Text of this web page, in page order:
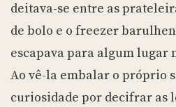
deitava-se entre as
de bolo e o freezer
escapava para algum lugar
Ao vê-la embalar o próprio
curiosidade por decifrar as